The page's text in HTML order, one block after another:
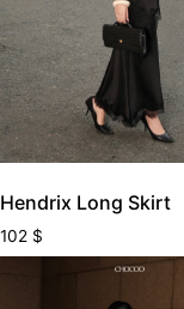
Hendrix Long Skirt
102 $